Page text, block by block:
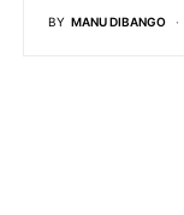
BY MANU DIBANGO